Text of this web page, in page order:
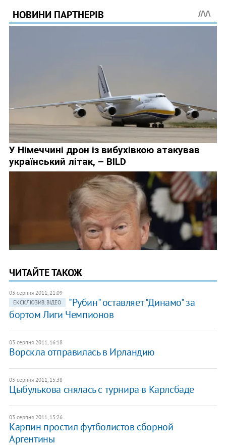
ЧИТАЙТЕ ТАКОЖ
03 серпня 2011, 21:09
ЕКСКЛЮЗИВ, ВІДЕО
"Рубин" оставляет "Динамо" за
бортом Лиги Чемпионов
03 серпня 2011, 16:18
Ворскла отправилась в Ирландию
03 серпня 2011, 15:38
Цыбулькова снялась с турнира в Карлсбаде
03 серпня 2011, 15:26
Карпин простил футболистов сборной
Аргентины